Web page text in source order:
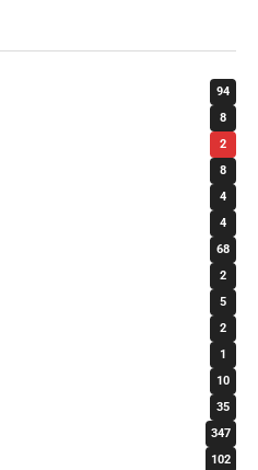
94
8
2
8
4
4
68
2
5
2
1
10
35
347
102